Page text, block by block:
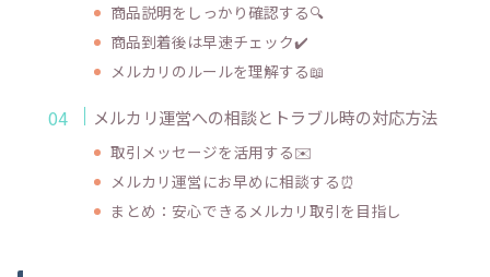
商品説明をしっかり確認する🔍
商品到着後は早速チェック✔️
メルカリのルールを理解する📖
メルカリ運営への相談とトラブル時の対応方法
取引メッセージを活用する✉️
メルカリ運営にお早めに相談する⏰
まとめ：安心できるメルカリ取引を目指し